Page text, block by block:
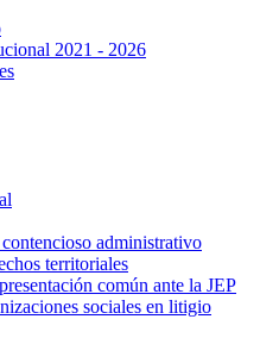
2021 - 2026
administrativo
territoriales
común ante la JEP
sociales en litigio